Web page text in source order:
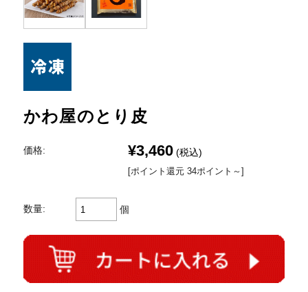
かわ屋のとり皮
価格: ¥3,460 (税込)
[ポイント還元 34ポイント～]
数量: 個